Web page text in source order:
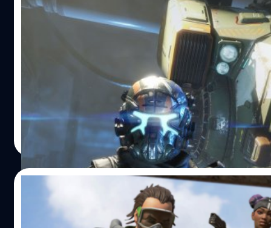
เราอาจจะไม่ทราบหรือมันยังถูกใช้งานในวงจำกัดเท่านั้น วันนี้เ
เลยขอหยิบยกเทคโนโลยีล้ำอนาคตที่ในวิดีโอเกมมีในชีวิตจริงเ
มีมานำเสนอ จะมีอะไรบ้างนั้นมาดูกันเลย หุ่นยนต์ในสงคราม เ
พูดถึงสงครามหลายคนอาจจะมองว่ามันคือเรื่องไกลตัว และ
คงจะไม่มีใครเอาปืนมายิงกันแบบในภาพยนตร์แล้ว แต่เอาเข้า
ๆ ทุกวันนี้หลายที่ทั่วโลกก็ยังมีการทำสงครามกันอยู่ และสิ่งที่ถู
พัฒนาขึ้นมาเพื่อการสงครามนั้นคือการลดจำนวนทหารที่เสีย
ตอนออกไปสู้รบในสงคราม หุ่นยนต์จึงเป็นทางเลือกที่ทีมพัฒน
อาวุธเลือกใช้ และเมื่อพูดถึงหุ่นยนตร์เราคงจะคิดถึงหุ่นรูปร่าง
มนุษย์แบบในเกม Overwatch กับภาพของสงคราม Omnic
ที่เป็นหุ่นยนต์สู้ในสงครามกับมนุษย์ หรือหุ่นยักษ์อย่าง
Sahelanthropus ที่ตัวเดียวก็ทำลายได้ทั้งกองทัพอย่างในเกม
Metal Gear Solid V The Phantom Pain ที่เอาจริง ๆ เรื่องแบ
มันเป็นไปได้ยากมาก ๆ เพราะถึงสร้างได้มันก็มีข้อจำกัดในการ
งาน แต่ก็ใช่ว่าเรื่องของหุ่นยนต์ที่ใช้ในสงครามจะไม่มี แค่ของ
Respawn เผย Titanfall ไม่ใช่เกมใหม่ที่กำลัง
ยังไม่มี Titanfall ภาคใหม่ให้เล่นกันในตอนนี้ เพราะเมื่อปลาย
แล้ว พึ่งมีการยกเลิกการพัฒนาไป แต่ทีมพัฒนา Respawn จะมี
เกมใหม่อย่างอื่นแทน Vince Zampella ตำแหน่ง Co-Founder
Respawn ได้ให้สัมภาษณ์กับทาง IGN เกี่ยวกับอนาคตของ
Titanfall "ยังไม่มีการพัฒนาอะไรเกี่ยวกับ Titanfall ในตอนนี้
จะมีการพัฒนาเกมอื่นแทน" Zampella อธิบาย เมื่อปลายปีที่แ
Zampella บอกว่า ทีมกำลังพัฒนา Titanfall กันอยู่ แต่สุดท้าย
ก็ถูกยกเลิกไป เพราะเกมไม่ได้ทำเพียงทีมเดียวและมีความล่า
ทำให้ EA ตัดสินใจยุติการพัฒนาลง แม้ Titanfall จะเป็นอีกเก
สร้างชื่อให้กับทีมพัฒนา Respawn ก็ตาม แต่ Titanfall ยังคงเ
เกมที่มีจุดอ่อนหลาย ๆ อย่าง แม้จะกลับมากู้ชื่อได้หลังจากทีม
พัฒนา Respawn เปิดตัว Apex Legends ก็ตาม "คุณเห็นถึงก
จีรนาถ เรืองทรัพย์| 2276 days ago
6 เหตุผลทำไม APEX LEGEND ถึงดังกระฉูด!